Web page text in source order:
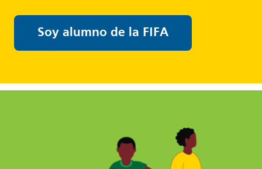
Soy alumno de la FIFA